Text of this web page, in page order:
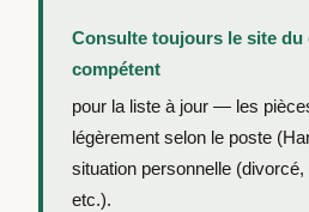
Consulte toujours le site du
compétent
pour la liste à jour — les
légèrement selon le poste
situation personnelle
etc.).